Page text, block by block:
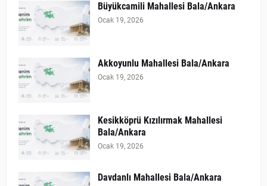
Büyükcamili Mahallesi Bala/Ankara
Ocak 19, 2026
Akkoyunlu Mahallesi Bala/Ankara
Ocak 19, 2026
Kesikköprü Kızılırmak Mahallesi
Bala/Ankara
Ocak 19, 2026
Davdanlı Mahallesi Bala/Ankara